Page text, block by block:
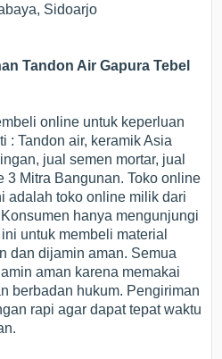
Sidoarjo
Tandon Air Gapura Tebel
online untuk keperluan
: Tandon air, keramik Asia
jual semen mortar, jual
3 Mitra Bangunan. Toko online
adalah toko online milik dari
hanya mengunjungi
untuk membeli material
dan dijamin aman. Semua
aman karena memakai
berbadan hukum. Pengiriman
rapi agar dapat tepat waktu